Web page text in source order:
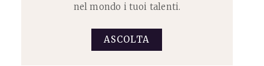
nel mondo i tuoi talenti.
ASCOLTA